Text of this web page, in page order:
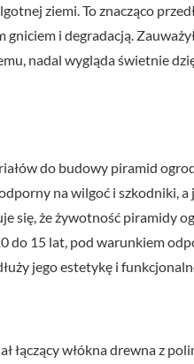
ziemi. To znacząco
i degradacją.
nadal wygląda świetnie
do budowy piramid
na wilgoć i szkodniki, a
się, że żywotność piramidy
do 15 lat, pod warunkiem
jego estetykę i
łączący włókna drewna z